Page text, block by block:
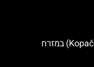
פארק הטבע קופצ’קי ריט (Kopački Rit) במזרח